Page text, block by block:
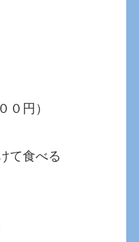
０円）
て食べる